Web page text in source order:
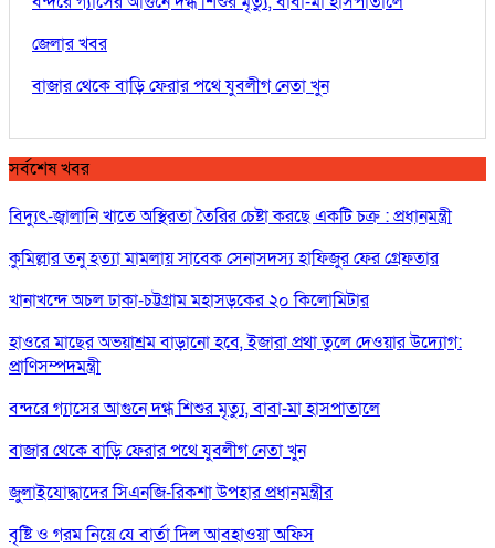
জেলার খবর
বাজার থেকে বাড়ি ফেরার পথে যুবলীগ নেতা খুন
সর্বশেষ খবর
বিদ্যুৎ-জ্বালানি খাতে অস্থিরতা তৈরির চেষ্টা করছে একটি চক্র : প্রধানমন্ত্রী
কুমিল্লার তনু হত্যা মামলায় সাবেক সেনাসদস্য হাফিজুর ফের গ্রেফতার
খানাখন্দে অচল ঢাকা-চট্টগ্রাম মহাসড়কের ২০ কিলোমিটার
হাওরে মাছের অভয়াশ্রম বাড়ানো হবে, ইজারা প্রথা তুলে দেওয়ার উদ্যোগ:
প্রাণিসম্পদমন্ত্রী
বন্দরে গ্যাসের আগুনে দগ্ধ শিশুর মৃত্যু, বাবা-মা হাসপাতালে
বাজার থেকে বাড়ি ফেরার পথে যুবলীগ নেতা খুন
জুলাইযোদ্ধাদের সিএনজি-রিকশা উপহার প্রধানমন্ত্রীর
বৃষ্টি ও গরম নিয়ে যে বার্তা দিল আবহাওয়া অফিস